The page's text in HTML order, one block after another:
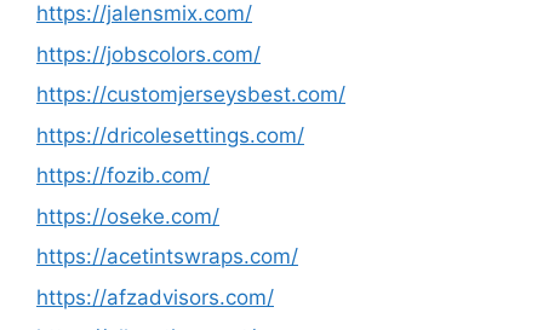
https://jalensmix.com/
https://jobscolors.com/
https://customjerseysbest.com/
https://dricolesettings.com/
https://fozib.com/
https://oseke.com/
https://acetintswraps.com/
https://afzadvisors.com/